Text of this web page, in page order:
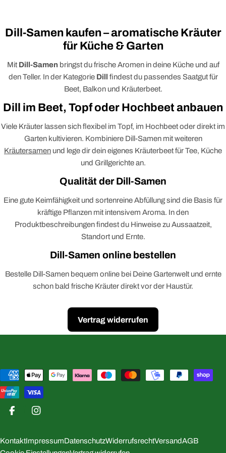
Dill-Samen kaufen – aromatische Kräuter
für Küche & Garten
Mit Dill-Samen bringst du frische Aromen in deine Küche und auf
den Teller. In der Kategorie Dill findest du passendes Saatgut für
Beet, Balkon und Kräuterbeet.
Dill im Beet, Topf oder Hochbeet anbauen
Viele Kräuter lassen sich flexibel im Topf, im Hochbeet oder direkt im
Garten kultivieren. Kombiniere Dill-Samen mit weiteren
Kräutersamen und lege dir dein eigenes Kräuterbeet für Tee, Küche
und Grillgerichte an.
Qualität der Dill-Samen
Eine gute Keimfähigkeit und sortenreine Abfüllung sind die Basis für
kräftige Pflanzen mit intensivem Aroma. In den
Produktbeschreibungen findest du Hinweise zu Aussaatzeit,
Standort und Ernte.
Dill-Samen online bestellen
Bestelle Dill-Samen bequem online bei Deine Gartenwelt und ernte
schon bald frische Kräuter direkt vor der Haustür.
Vertrag widerrufen
Zahlungsmethoden
FacebookInstagram
KontaktImpressumDatenschutzWiderrufsrechtVersandAGB